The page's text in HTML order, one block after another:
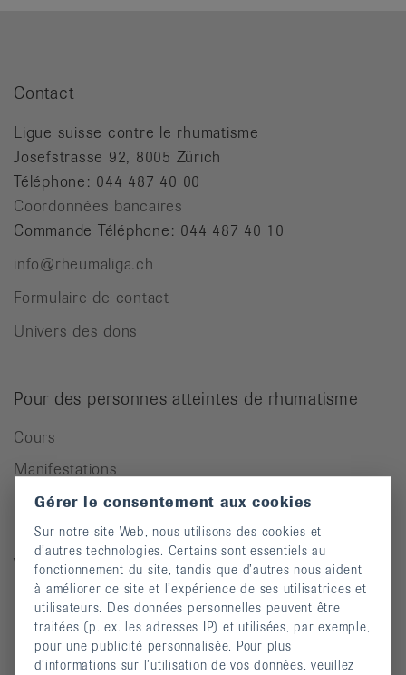
Contact
Ligue suisse contre le rhumatisme
Josefstrasse 92, 8005 Zürich
Téléphone: 044 487 40 00
Coordonnées bancaires
Commande Téléphone: 044 487 40 10
info@rheumaliga.ch
Formulaire de contact
Univers des dons
Pour des personnes atteintes de rhumatisme
Cours
Manifestations
Prévention des chutes
Publications
Vidéos
Lettre d’information
Moyens auxiliaires
Gérer le consentement aux cookies
Sur notre site Web, nous utilisons des cookies et
d’autres technologies. Certains sont essentiels au
fonctionnement du site, tandis que d’autres nous aident
à améliorer ce site et l’expérience de ses utilisatrices et
utilisateurs. Des données personnelles peuvent être
traitées (p. ex. les adresses IP) et utilisées, par exemple,
pour une publicité personnalisée. Pour plus
d’informations sur l’utilisation de vos données, veuillez